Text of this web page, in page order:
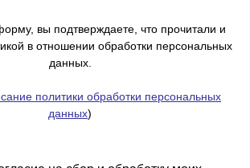
вы подтверждаете, что прочитали и
в отношении обработки персональных
данных.
политики обработки персональных
данных)